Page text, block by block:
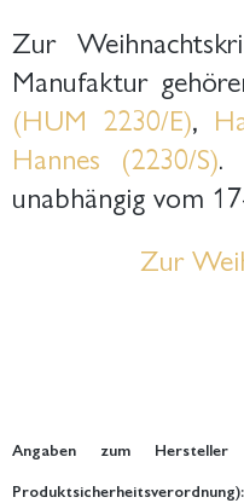
Zur
Manufaktur
(HUM 2230/E),
Hannes (2230/S).
unabhängig vom
Zur
Angaben zum Hersteller
Produktsicherheitsverordnung):